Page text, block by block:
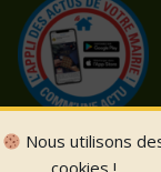
Nous utilisons
cookies !